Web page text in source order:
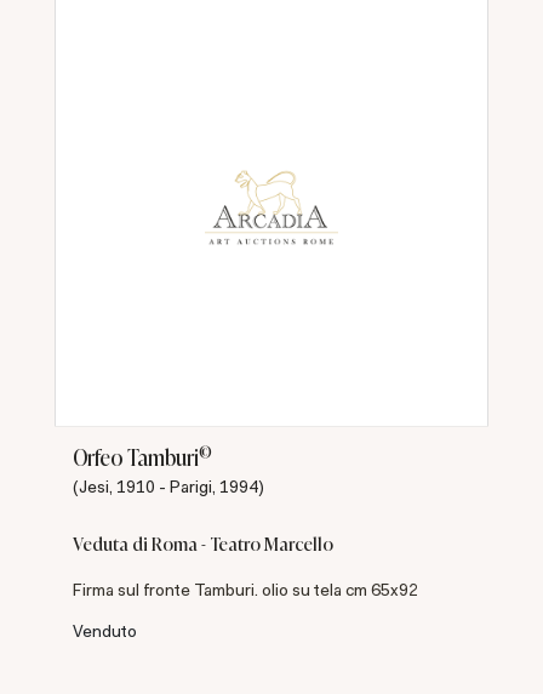
Orfeo Tamburi©
(Jesi, 1910 - Parigi, 1994)
Veduta di Roma - Teatro Marcello
Firma sul fronte Tamburi. olio su tela cm 65x92
Venduto